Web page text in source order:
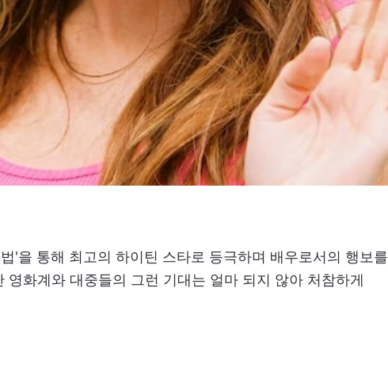
'을 통해 최고의 하이틴 스타로 등극하며 배우로서의 행보를
영화계와 대중들의 그런 기대는 얼마 되지 않아 처참하게